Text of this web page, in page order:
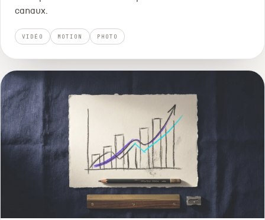
canaux.
VIDÉO MOTION PHOTO